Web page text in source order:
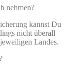
nehmen?
kannst Du
nicht überall
Landes.